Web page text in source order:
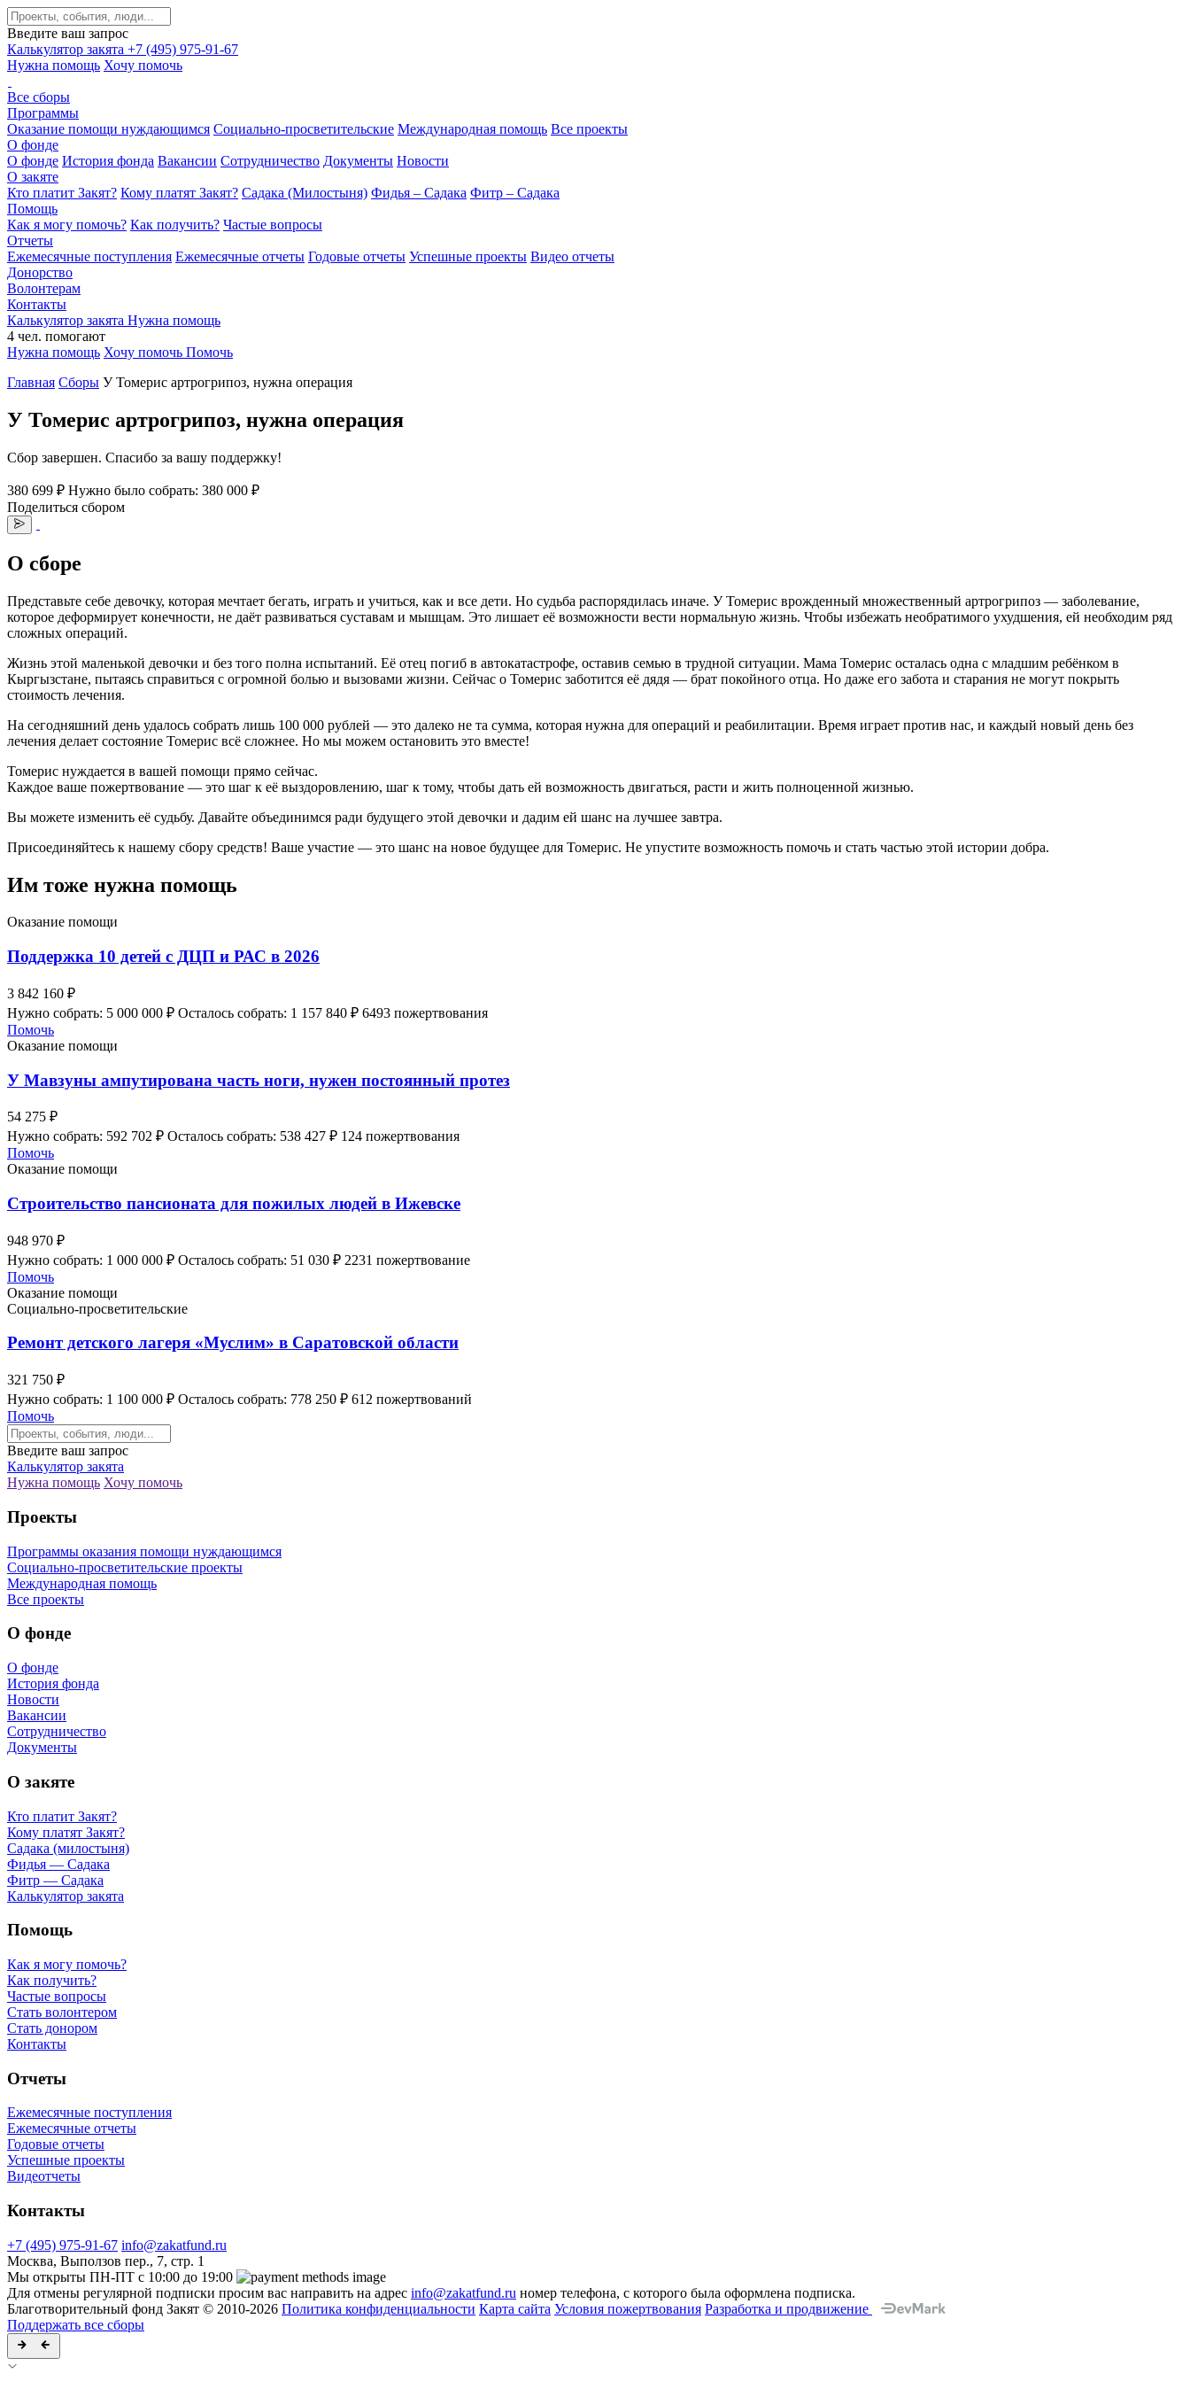
Введите ваш запрос
Калькулятор закята +7 (495) 975-91-67
Нужна помощь Хочу помочь
Все сборы
Программы
Оказание помощи нуждающимся Социально-просветительские Международная помощь Все проекты
О фонде
О фонде История фонда Вакансии Сотрудничество Документы Новости
О закяте
Кто платит Закят? Кому платят Закят? Садака (Милостыня) Фидья – Садака Фитр – Садака
Помощь
Как я могу помочь? Как получить? Частые вопросы
Отчеты
Ежемесячные поступления Ежемесячные отчеты Годовые отчеты Успешные проекты Видео отчеты
Донорство
Волонтерам
Контакты
Калькулятор закята Нужна помощь
4 чел. помогают
Нужна помощь Хочу помочь Помочь
Главная Сборы У Томерис артрогрипоз, нужна операция
У Томерис артрогрипоз, нужна операция
Сбор завершен. Спасибо за вашу поддержку!
380 699 ₽ Нужно было собрать: 380 000 ₽
Поделиться сбором
О сборе
Представьте себе девочку, которая мечтает бегать, играть и учиться, как и все дети. Но судьба распорядилась иначе. У Томерис врожденный множественный артрогрипоз — заболевание,
которое деформирует конечности, не даёт развиваться суставам и мышцам. Это лишает её возможности вести нормальную жизнь. Чтобы избежать необратимого ухудшения, ей необходим ряд
сложных операций.
Жизнь этой маленькой девочки и без того полна испытаний. Её отец погиб в автокатастрофе, оставив семью в трудной ситуации. Мама Томерис осталась одна с младшим ребёнком в
Кыргызстане, пытаясь справиться с огромной болью и вызовами жизни. Сейчас о Томерис заботится её дядя — брат покойного отца. Но даже его забота и старания не могут покрыть
стоимость лечения.
На сегодняшний день удалось собрать лишь 100 000 рублей — это далеко не та сумма, которая нужна для операций и реабилитации. Время играет против нас, и каждый новый день без
лечения делает состояние Томерис всё сложнее. Но мы можем остановить это вместе!
Томерис нуждается в вашей помощи прямо сейчас.
Каждое ваше пожертвование — это шаг к её выздоровлению, шаг к тому, чтобы дать ей возможность двигаться, расти и жить полноценной жизнью.
Вы можете изменить её судьбу. Давайте объединимся ради будущего этой девочки и дадим ей шанс на лучшее завтра.
Присоединяйтесь к нашему сбору средств! Ваше участие — это шанс на новое будущее для Томерис. Не упустите возможность помочь и стать частью этой истории добра.
Им тоже нужна помощь
Оказание помощи
Поддержка 10 детей с ДЦП и РАС в 2026
3 842 160 ₽
Нужно собрать: 5 000 000 ₽ Осталось собрать: 1 157 840 ₽ 6493 пожертвования
Помочь
Оказание помощи
У Мавзуны ампутирована часть ноги, нужен постоянный протез
54 275 ₽
Нужно собрать: 592 702 ₽ Осталось собрать: 538 427 ₽ 124 пожертвования
Помочь
Оказание помощи
Строительство пансионата для пожилых людей в Ижевске
948 970 ₽
Нужно собрать: 1 000 000 ₽ Осталось собрать: 51 030 ₽ 2231 пожертвование
Помочь
Оказание помощи
Социально-просветительские
Ремонт детского лагеря «Муслим» в Саратовской области
321 750 ₽
Нужно собрать: 1 100 000 ₽ Осталось собрать: 778 250 ₽ 612 пожертвований
Помочь
Введите ваш запрос
Калькулятор закята
Нужна помощь Хочу помочь
Проекты
Программы оказания помощи нуждающимся
Социально-просветительские проекты
Международная помощь
Все проекты
О фонде
О фонде
История фонда
Новости
Вакансии
Сотрудничество
Документы
О закяте
Кто платит Закят?
Кому платят Закят?
Садака (милостыня)
Фидья — Садака
Фитр — Садака
Калькулятор закята
Помощь
Как я могу помочь?
Как получить?
Частые вопросы
Стать волонтером
Стать донором
Контакты
Отчеты
Ежемесячные поступления
Ежемесячные отчеты
Годовые отчеты
Успешные проекты
Видеотчеты
Контакты
+7 (495) 975-91-67 info@zakatfund.ru
Москва, Выползов пер., 7, стр. 1
Мы открыты ПН-ПТ с 10:00 до 19:00
Для отмены регулярной подписки просим вас направить на адрес info@zakatfund.ru номер телефона, с которого была оформлена подписка.
Благотворительный фонд Закят © 2010-2026 Политика конфиденциальности Карта сайта Условия пожертвования Разработка и продвижение
Поддержать все сборы